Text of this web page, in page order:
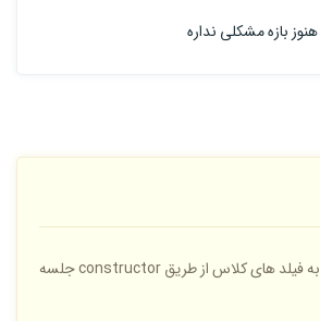
مشکل مقدار دهی به فیلد های کلاس از طریق constructor جلسه